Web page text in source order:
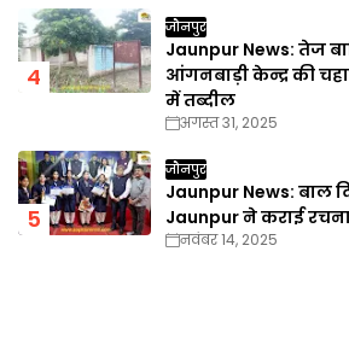
जौनपुर
Jaunpur News: तेज
आंगनबाड़ी केन्द्र की
में तब्दील
अगस्त 31, 2025
जौनपुर
Jaunpur News: बाल
Jaunpur ने कराई
नवंबर 14, 2025